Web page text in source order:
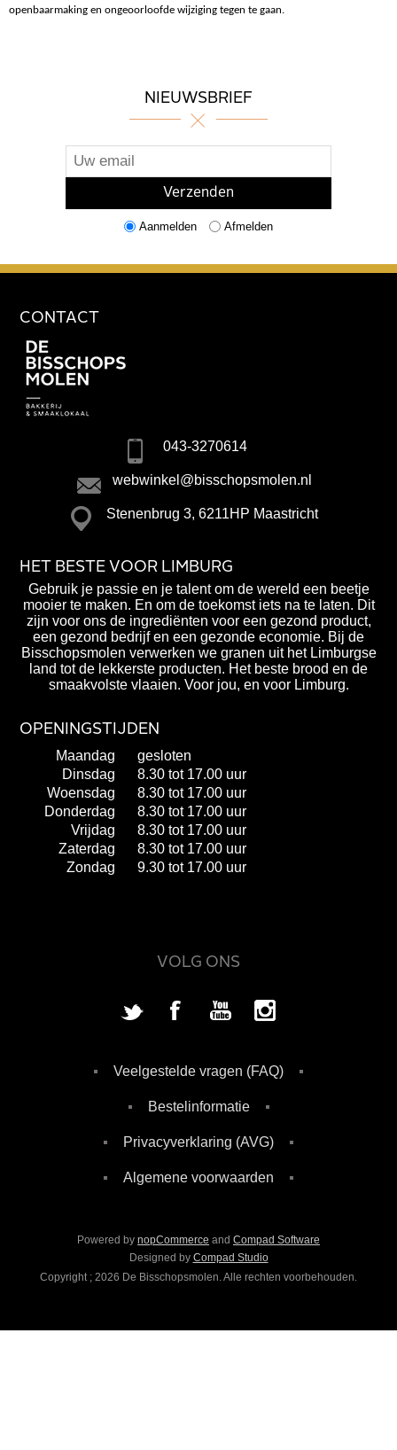
openbaarmaking en ongeoorloofde wijziging tegen te gaan.
NIEUWSBRIEF
Aanmelden Afmelden
CONTACT
043-3270614
webwinkel@bisschopsmolen.nl
Stenenbrug 3, 6211HP Maastricht
HET BESTE VOOR LIMBURG
Gebruik je passie en je talent om de wereld een beetje
mooier te maken. En om de toekomst iets na te laten. Dit
zijn voor ons de ingrediënten voor een gezond product,
een gezond bedrijf en een gezonde economie. Bij de
Bisschopsmolen verwerken we granen uit het Limburgse
land tot de lekkerste producten. Het beste brood en de
smaakvolste vlaaien. Voor jou, en voor Limburg.
OPENINGSTIJDEN
Maandag
gesloten
Dinsdag
8.30 tot 17.00 uur
Woensdag
8.30 tot 17.00 uur
Donderdag
8.30 tot 17.00 uur
Vrijdag
8.30 tot 17.00 uur
Zaterdag
8.30 tot 17.00 uur
Zondag
9.30 tot 17.00 uur
VOLG ONS
Veelgestelde vragen (FAQ)
Bestelinformatie
Privacyverklaring (AVG)
Algemene voorwaarden
Powered by nopCommerce and Compad Software
Designed by Compad Studio
Copyright ; 2026 De Bisschopsmolen. Alle rechten voorbehouden.